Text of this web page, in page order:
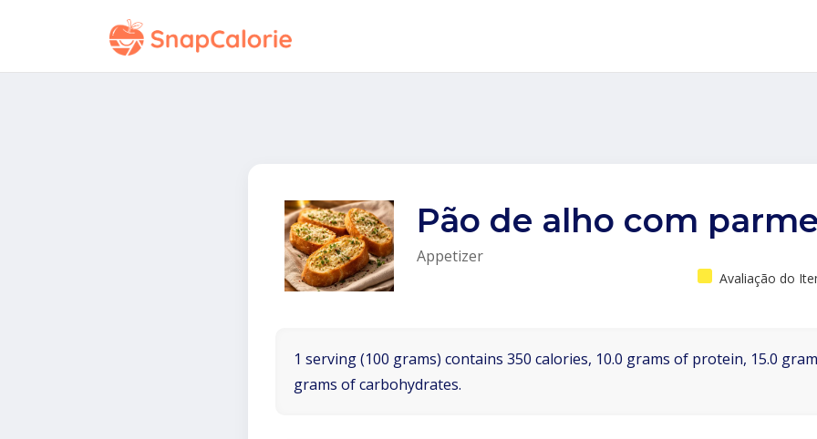
Pão de alho com
Appetizer
Avaliação do
1 serving (100 grams) contains 350 calories, 10.0 grams of protein, 15.0
grams of carbohydrates.